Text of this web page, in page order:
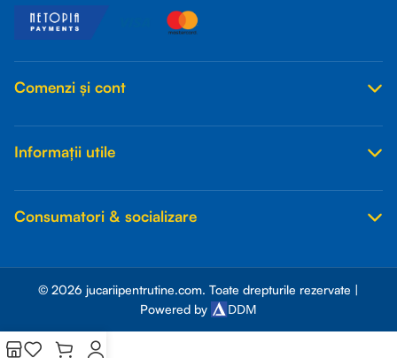
Comenzi și cont
Informații utile
Consumatori & socializare
© 2026 jucariipentrutine.com. Toate drepturile rezervate |
Powered by
DDM